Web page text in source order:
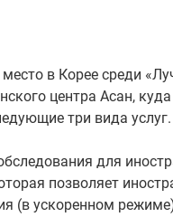
в Корее среди
центра Асан,
три вида услуг.
для
позволяет
(в ускоренном